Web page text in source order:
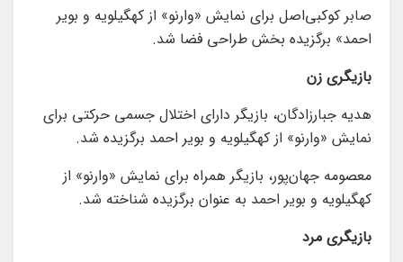
صابر کوکبی‌اصل برای نمایش «وارنو» از کهگیلویه و بویر
احمد» برگزیده بخش طراحی فضا شد.
بازیگری زن
هدیه جبارزادگان، بازیگر دارای اختلال جسمی حرکتی برای
نمایش «وارنو» از کهگیلویه و بویر احمد برگزیده شد.
معصومه جهان‌پور، بازیگر همراه برای نمایش «وارنو» از
کهگیلویه و بویر احمد به عنوان برگزیده شناخته شد.
بازیگری مرد